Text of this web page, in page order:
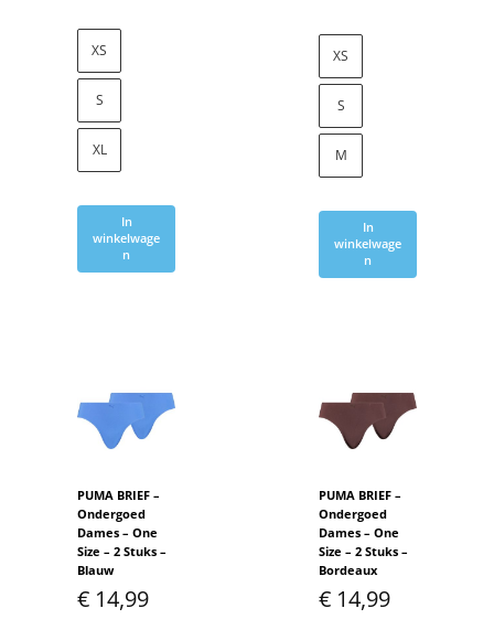
XS
S
XL
In
winkelwage
n
XS
S
M
In
winkelwage
n
PUMA BRIEF –
Ondergoed
Dames – One
Size – 2 Stuks –
Blauw
€ 14,99
PUMA BRIEF –
Ondergoed
Dames – One
Size – 2 Stuks –
Bordeaux
€ 14,99